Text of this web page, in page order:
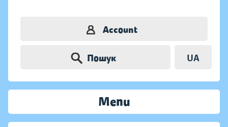
Account
Пошук UA
Menu